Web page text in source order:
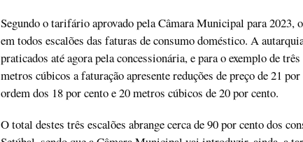
Segundo o tarifário aprovado pela Câmara Municipal para 2023,
em todos escalões das faturas de consumo doméstico. A
praticados até agora pela concessionária, e para o exemplo de
metros cúbicos a faturação apresente reduções de preço de 21
ordem dos 18 por cento e 20 metros cúbicos de 20 por cento.
O total destes três escalões abrange cerca de 90 por cento dos